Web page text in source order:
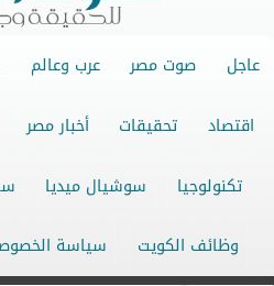
عاجل صوت مصر عرب وعالم
اقتصاد تحقيقات أخبار مصر
تكنولوجيا سوشيال ميديا
وظائف الكويت سياسة